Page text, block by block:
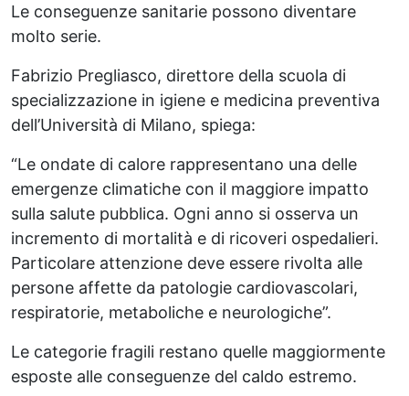
Le conseguenze sanitarie possono diventare
molto serie.
Fabrizio Pregliasco, direttore della scuola di
specializzazione in igiene e medicina preventiva
dell’Università di Milano, spiega:
“Le ondate di calore rappresentano una delle
emergenze climatiche con il maggiore impatto
sulla salute pubblica. Ogni anno si osserva un
incremento di mortalità e di ricoveri ospedalieri.
Particolare attenzione deve essere rivolta alle
persone affette da patologie cardiovascolari,
respiratorie, metaboliche e neurologiche”.
Le categorie fragili restano quelle maggiormente
esposte alle conseguenze del caldo estremo.